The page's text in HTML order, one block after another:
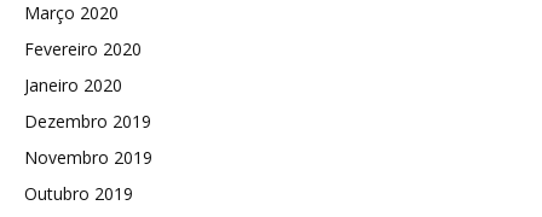
Março 2020
Fevereiro 2020
Janeiro 2020
Dezembro 2019
Novembro 2019
Outubro 2019